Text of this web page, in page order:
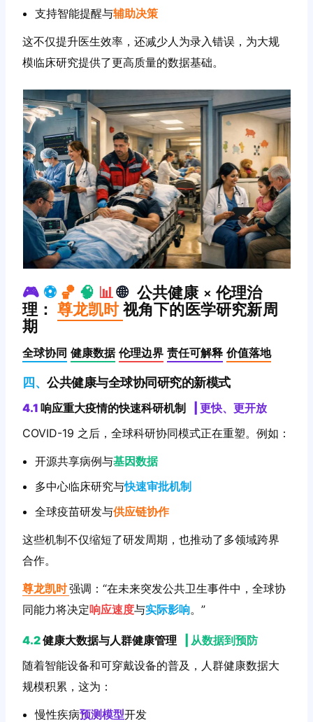
支持智能提醒与辅助决策
这不仅提升医生效率，还减少人为录入错误，为大规
模临床研究提供了更高质量的数据基础。
🎮 ⚽️ 🏀 🧠 📊 🌐 公共健康 × 伦理治
理： 尊龙凯时 视角下的医学研究新周
期
全球协同 健康数据 伦理边界 责任可解释 价值落地
四、公共健康与全球协同研究的新模式
4.1 响应重大疫情的快速科研机制
更快、更开放
COVID-19 之后，全球科研协同模式正在重塑。例如：
开源共享病例与基因数据
多中心临床研究与快速审批机制
全球疫苗研发与供应链协作
这些机制不仅缩短了研发周期，也推动了多领域跨界
合作。
尊龙凯时强调：“在未来突发公共卫生事件中，全球协
同能力将决定响应速度与实际影响。”
4.2健康大数据与人群健康管理
从数据到预防
随着智能设备和可穿戴设备的普及，人群健康数据大
规模积累，这为：
慢性疾病预测模型开发